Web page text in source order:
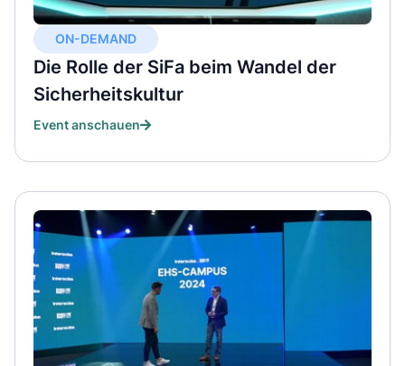
ON-DEMAND
Die Rolle der SiFa beim Wandel der
Sicherheitskultur
Event anschauen